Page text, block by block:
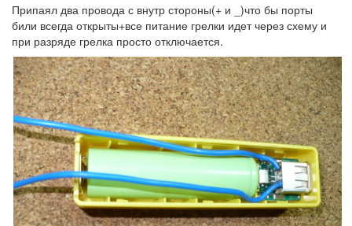
Припаял два провода с внутр стороны(+ и _)что бы порты
били всегда открыты+все питание грелки идет через схему и
при разряде грелка просто отключается.